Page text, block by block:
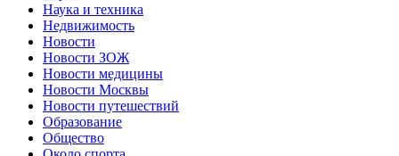
Наука и техника
Недвижимость
Новости
Новости ЗОЖ
Новости медицины
Новости Москвы
Новости путешествий
Образование
Общество